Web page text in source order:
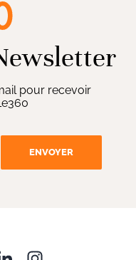
pour recevoir
ENVOYER